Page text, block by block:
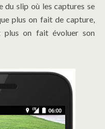
du slip où les captures se
plus on fait de capture,
plus on fait évoluer son